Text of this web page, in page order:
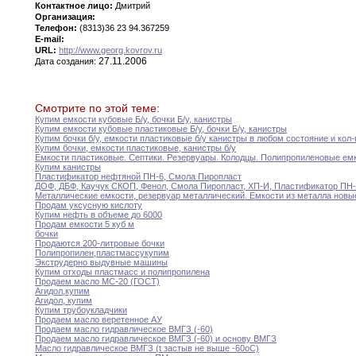
Контактное лицо: Дмитрий
Организация:
Телефон: (8313)36 23 94.367259
E-mail:
URL: http://www.georg.kovrov.ru
Дата создания: 27.11.2006
Смотрите по этой теме:
Купим емкости кубовые Б/у, бочки Б/у, канистры
Купим емкости кубовые пластиковые Б/у, бочки Б/у, канистры
Купим бочки б/у, емкости пластиковые б/у канистры в любом состояние и кол-
Купим бочки емкости пластиковые канистры б/у
Емкости пластиковые Септики Резервуары Колодцы
Полипропиленовые
Купим канистры
Пластификатор нефтяной ПН-6 Смола Пиропласт
ДОФ ДБФ Каучук СКОП Фенол Смола Пиропласт, ХП-И,
Пластификатор
Металлические емкости резервуар металлический Емкости из металла
Продам уксусную кислоту
Купим нефть в объеме до 6000
Продам емкости 5 куб м
бочки
Продаются 200-литровые бочки
Полипропилен пластмассукупим
Экструдерно выдувные машины
Купим отходы пластмасс и полипропилена
Продаем масло МС-20 (ГОСТ)
Агидол купим
Агидол купим
Купим трубоукладчики
Продаем масло веретенное АУ
Продаем масло гидравлическое ВМГЗ (-60)
Продаем масло гидравлическое ВМГЗ (-60) и основу ВМГЗ
Масло гидравлическое ВМГЗ (t застыв не выше -60оС)